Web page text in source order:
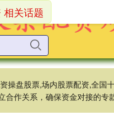
操盘股票,场内股票配资,全国
合作关系，确保资金对接的专
相关话题